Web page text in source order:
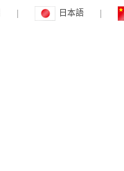
日本語